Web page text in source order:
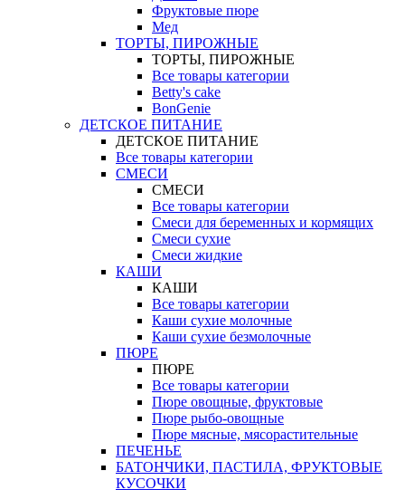
Фруктовые пюре
Мед
ТОРТЫ, ПИРОЖНЫЕ
ТОРТЫ, ПИРОЖНЫЕ
Все товары категории
Betty's cake
BonGenie
ДЕТСКОЕ ПИТАНИЕ
ДЕТСКОЕ ПИТАНИЕ
Все товары категории
СМЕСИ
СМЕСИ
Все товары категории
Смеси для беременных и кормящих
Смеси сухие
Смеси жидкие
КАШИ
КАШИ
Все товары категории
Каши сухие молочные
Каши сухие безмолочные
ПЮРЕ
ПЮРЕ
Все товары категории
Пюре овощные, фруктовые
Пюре рыбо-овощные
Пюре мясные, мясорастительные
ПЕЧЕНЬЕ
БАТОНЧИКИ, ПАСТИЛА, ФРУКТОВЫЕ
КУСОЧКИ